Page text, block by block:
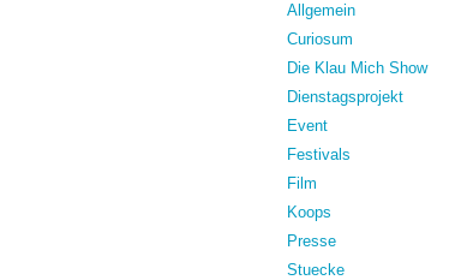
Allgemein
Curiosum
Die Klau Mich Show
Dienstagsprojekt
Event
Festivals
Film
Koops
Presse
Stuecke